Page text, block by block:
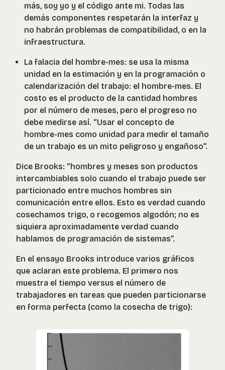
más, soy yo y el código ante mi. Todas las
demás componentes respetarán la interfaz y
no habrán problemas de compatibilidad, o en la
infraestructura.
La falacia del hombre-mes: se usa la misma
unidad en la estimación y en la programación o
calendarización del trabajo: el hombre-mes. El
costo es el producto de la cantidad hombres
por el número de meses, pero el progreso no
debe medirse así. “Usar el concepto de
hombre-mes como unidad para medir el tamaño
de un trabajo es un mito peligroso y engañoso”.
Dice Brooks: “hombres y meses son productos
intercambiables solo cuando el trabajo puede ser
particionado entre muchos hombres sin
comunicación entre ellos. Esto es verdad cuando
cosechamos trigo, o recogemos algodón; no es
siquiera aproximadamente verdad cuando
hablamos de programación de sistemas”.
En el ensayo Brooks introduce varios gráficos
que aclaran este problema. El primero nos
muestra el tiempo versus el número de
trabajadores en tareas que pueden particionarse
en forma perfecta (como la cosecha de trigo):